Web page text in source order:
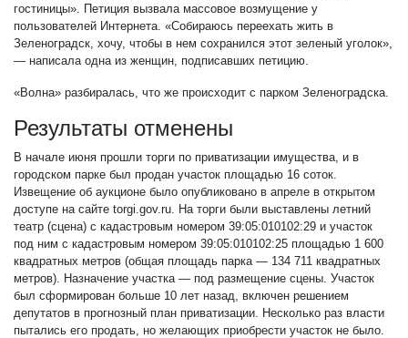
гостиницы». Петиция вызвала массовое возмущение у
пользователей Интернета. «Собираюсь переехать жить в
Зеленоградск, хочу, чтобы в нем сохранился этот зеленый уголок»,
— написала одна из женщин, подписавших петицию.
«Волна» разбиралась, что же происходит с парком Зеленоградска.
Результаты отменены
В начале июня прошли торги по приватизации имущества, и в
городском парке был продан участок площадью 16 соток.
Извещение об аукционе было опубликовано в апреле в открытом
доступе на сайте torgi.gov.ru. На торги были выставлены летний
театр (сцена) с кадастровым номером 39:05:010102:29 и участок
под ним с кадастровым номером 39:05:010102:25 площадью 1 600
квадратных метров (общая площадь парка — 134 711 квадратных
метров). Назначение участка — под размещение сцены. Участок
был сформирован больше 10 лет назад, включен решением
депутатов в прогнозный план приватизации. Несколько раз власти
пытались его продать, но желающих приобрести участок не было.